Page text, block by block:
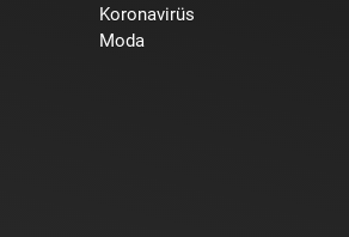
Koronavirüs
Moda